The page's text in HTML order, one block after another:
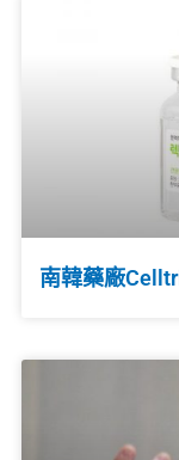
南韓藥廠